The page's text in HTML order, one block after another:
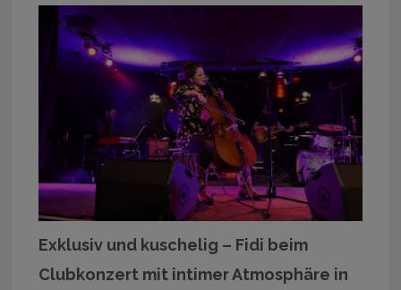
Exklusiv und kuschelig – Fidi beim
Clubkonzert mit intimer Atmosphäre in